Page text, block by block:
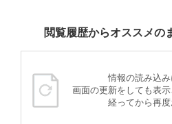
閲覧履歴からオススメの
情報の読み込み
画面の更新をしても表
経ってから再度